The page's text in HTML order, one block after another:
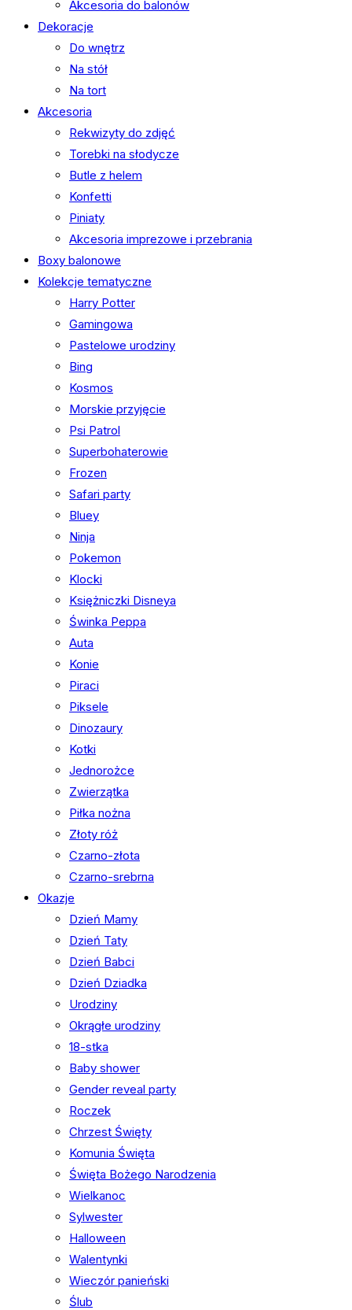
Akcesoria do balonów
Dekoracje
Do wnętrz
Na stół
Na tort
Akcesoria
Rekwizyty do zdjęć
Torebki na słodycze
Butle z helem
Konfetti
Piniaty
Akcesoria imprezowe i przebrania
Boxy balonowe
Kolekcje tematyczne
Harry Potter
Gamingowa
Pastelowe urodziny
Bing
Kosmos
Morskie przyjęcie
Psi Patrol
Superbohaterowie
Frozen
Safari party
Bluey
Ninja
Pokemon
Klocki
Księżniczki Disneya
Świnka Peppa
Auta
Konie
Piraci
Piksele
Dinozaury
Kotki
Jednorożce
Zwierzątka
Piłka nożna
Złoty róż
Czarno-złota
Czarno-srebrna
Okazje
Dzień Mamy
Dzień Taty
Dzień Babci
Dzień Dziadka
Urodziny
Okrągłe urodziny
18-stka
Baby shower
Gender reveal party
Roczek
Chrzest Święty
Komunia Święta
Święta Bożego Narodzenia
Wielkanoc
Sylwester
Halloween
Walentynki
Wieczór panieński
Ślub